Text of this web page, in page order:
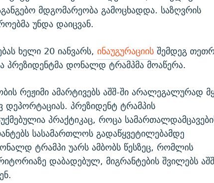
მდგომარეობა გამოცხადდა. საზღვრის
უნდა დაიცვან.
ხელი 20 იანვარს,ინაუგურაციისშემდეგ
პრეზიდენტმა დონალდ ტრამპმა მოაწერა.
რეჟიმი ამარტივებს აშშ-ში არალეგალურად
დეპორტაციას. პრეზიდენტ ტრამპის
პრაქტიკაც, როცა
სასამართლოს გადაწყვეტილებამდე
ტრამპი უარს ამბობს წესზეც, რომლის
დაბადებულ, მიგრანტების შვილებს